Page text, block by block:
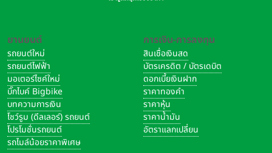
ยานยนต์
รถยนต์ใหม่
รถยนต์ไฟฟ้า
มอเตอร์ไซค์ใหม่
บิ๊กไบค์ Bigbike
บทความการเงิน
โชว์รูม (ดีลเลอร์) รถยนต์
โปรโมชั่นรถยนต์
รถไมล์น้อยราคาพิเศษ
การเงิน-การลงทุน
สินเชื่อเงินสด
บัตรเครดิต / บัตรเดบิต
ดอกเบี้ยเงินฝาก
ราคาทองคำ
ราคาหุ้น
ราคาน้ำมัน
อัตราแลกเปลี่ยน